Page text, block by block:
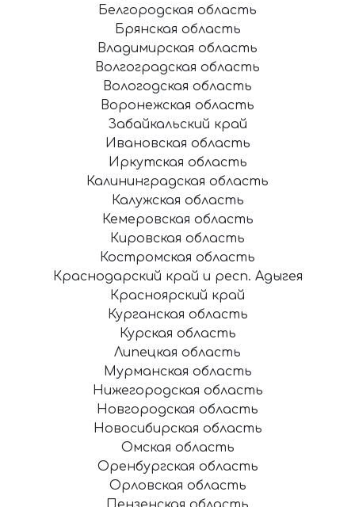
Белгородская область
Брянская область
Владимирская область
Волгоградская область
Вологодская область
Воронежская область
Забайкальский край
Ивановская область
Иркутская область
Калининградская область
Калужская область
Кемеровская область
Кировская область
Костромская область
Краснодарский край и респ. Адыгея
Красноярский край
Курганская область
Курская область
Липецкая область
Мурманская область
Нижегородская область
Новгородская область
Новосибирская область
Омская область
Оренбургская область
Орловская область